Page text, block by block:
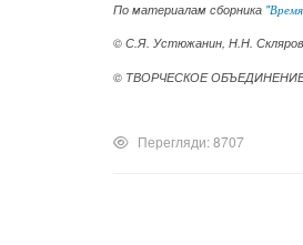
По материалам сборника "
© С.Я. Устюжанин, Н.Н.
© ТВОРЧЕСКОЕ ОБЪЕДИНЕНИЕ
Перегляди: 8707